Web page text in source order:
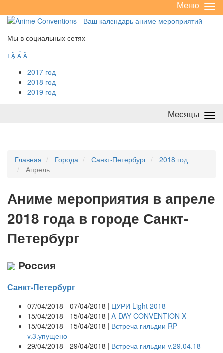
/
Меню
Мы в социальных сетях
   
2017 год
2018 год
2019 год
Месяцы
Главная Города Санкт-Петербург
2018 год
Апрель
Аниме мероприятия в апреле
2018 года в городе Санкт-
Петербург
Россия
Санкт-Петербург
07/04/2018 - 07/04/2018 | ЦУРИ Light 2018
15/04/2018 - 15/04/2018 | A-DAY CONVENTION X
15/04/2018 - 15/04/2018 | Встреча гильдии RP
v.3.упущено
29/04/2018 - 29/04/2018 | Встреча гильдии v.29.04.18